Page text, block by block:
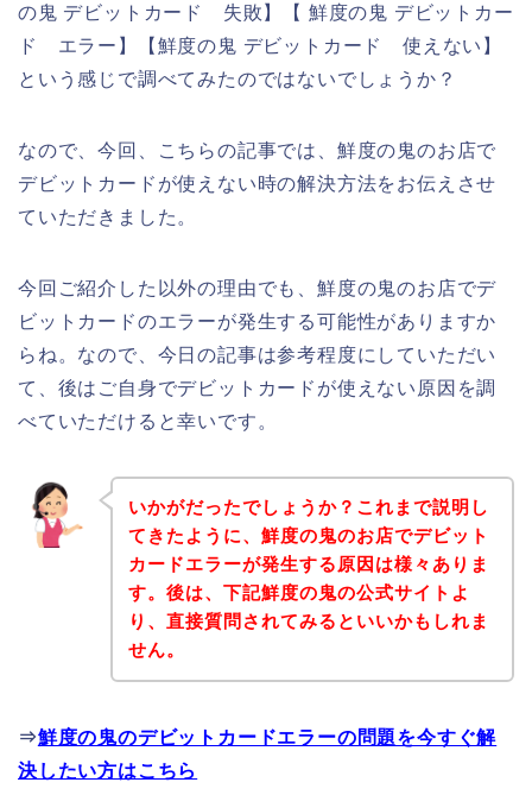
の鬼 デビットカード 失敗】【 鮮度の鬼 デビットカー
ド エラー】【鮮度の鬼 デビットカード 使えない】
という感じで調べてみたのではないでしょうか？
なので、今回、こちらの記事では、鮮度の鬼のお店で
デビットカードが使えない時の解決方法をお伝えさせ
ていただきました。
今回ご紹介した以外の理由でも、鮮度の鬼のお店でデ
ビットカードのエラーが発生する可能性がありますか
らね。なので、今日の記事は参考程度にしていただい
て、後はご自身でデビットカードが使えない原因を調
べていただけると幸いです。
いかがだったでしょうか？これまで説明し
てきたように、鮮度の鬼のお店でデビット
カードエラーが発生する原因は様々ありま
す。後は、下記鮮度の鬼の公式サイトよ
り、直接質問されてみるといいかもしれま
せん。
⇒鮮度の鬼のデビットカードエラーの問題を今すぐ解
決したい方はこちら